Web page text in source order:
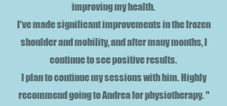
improving my health.
I've made significant improvements in the frozen
shoulder and mobility, and after many months, I
continue to see positive results.
I plan to continue my sessions with him. Highly
recommend going to Andrea for physiotherapy. "